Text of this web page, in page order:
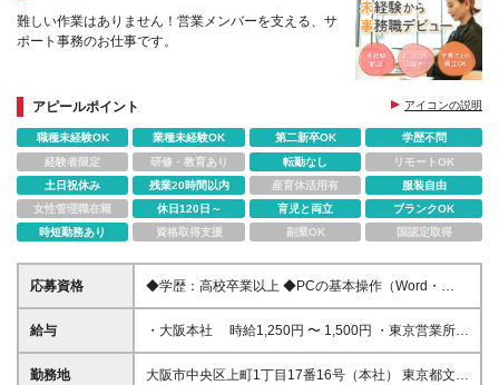
難しい作業はありません！営業メンバーを支える、サ
ポート事務のお仕事です。
アピールポイント アイコンの説明
職種未経験OK 業種未経験OK 第二新卒OK
学歴不問
経験者限定
研修・教育あり 転勤なし
リモートOK
土日祝休み
残業20時間以内 産育休活用有
服装自由
女性管理職在籍
休日120日～ 育児と両立
ブランクOK
時短勤務あり
資格取得支援 副業OK 国認定取得
応募資格
◆学歴：高校卒業以上 ◆PCの基本操作（Word・
Excelへの入力）ができる方 ◆未経験者歓迎、ブラン
クがある方もOKです！
給与
・大阪本社 時給1,250円 〜 1,500円 ・東京営業所
時給1,300円 〜 1,600円 ※経験・能力を考慮の上、
決定いたします。 ※交通費支給（上限30,000円／
勤務地
大阪市中央区上町1丁目17番16号（本社） 東京都文京